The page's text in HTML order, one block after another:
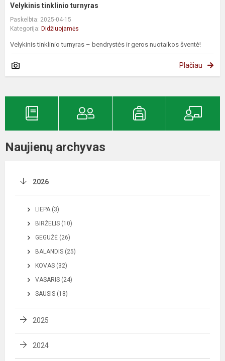
Velykinis tinklinio turnyras
Paskelbta: 2025-04-15
Kategorija: Didžiuojamės
Velykinis tinklinio turnyras – bendrystės ir geros nuotaikos šventė!
Plačiau
Naujienų archyvas
2026
LIEPA (3)
BIRŽELIS (10)
GEGUŽĖ (26)
BALANDIS (25)
KOVAS (32)
VASARIS (24)
SAUSIS (18)
2025
2024